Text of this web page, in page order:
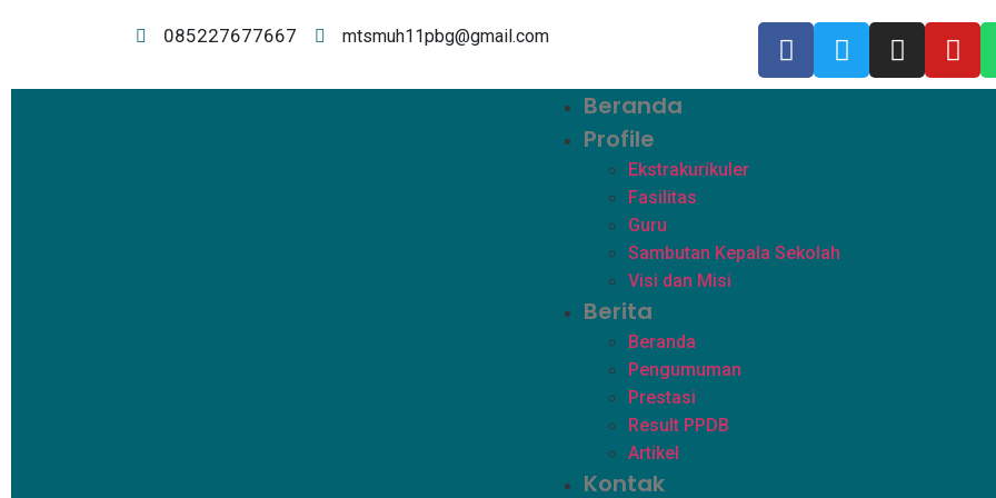
085227677667 mtsmuh11pbg@gmail.com
Beranda
Profile
Ekstrakurikuler
Fasilitas
Guru
Sambutan Kepala Sekolah
Visi dan Misi
Berita
Beranda
Pengumuman
Prestasi
Result PPDB
Artikel
Kontak